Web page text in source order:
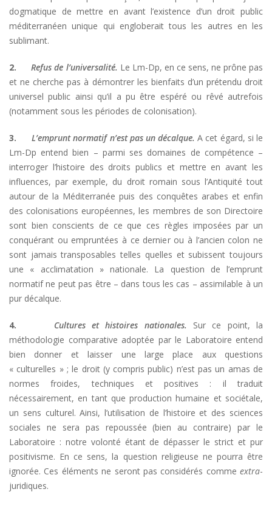
dogmatique de mettre en avant l’existence d’un droit public
méditerranéen unique qui engloberait tous les autres en les
sublimant.
2.Refus de l’universalité. Le Lm-Dp, en ce sens, ne prône pas
et ne cherche pas à démontrer les bienfaits d’un prétendu droit
universel public ainsi qu’il a pu être espéré ou rêvé autrefois
(notamment sous les périodes de colonisation).
3.L’emprunt normatif n’est pas un décalque. A cet égard, si le
Lm-Dp entend bien – parmi ses domaines de compétence –
interroger l’histoire des droits publics et mettre en avant les
influences, par exemple, du droit romain sous l’Antiquité tout
autour de la Méditerranée puis des conquêtes arabes et enfin
des colonisations européennes, les membres de son Directoire
sont bien conscients de ce que ces règles imposées par un
conquérant ou empruntées à ce dernier ou à l’ancien colon ne
sont jamais transposables telles quelles et subissent toujours
une « acclimatation » nationale. La question de l’emprunt
normatif ne peut pas être – dans tous les cas – assimilable à un
pur décalque.
4. Cultures et histoires nationales. Sur ce point, la
méthodologie comparative adoptée par le Laboratoire entend
bien donner et laisser une large place aux questions
« culturelles » ; le droit (y compris public) n’est pas un amas de
normes froides, techniques et positives : il traduit
nécessairement, en tant que production humaine et sociétale,
un sens culturel. Ainsi, l’utilisation de l’histoire et des sciences
sociales ne sera pas repoussée (bien au contraire) par le
Laboratoire : notre volonté étant de dépasser le strict et pur
positivisme. En ce sens, la question religieuse ne pourra être
ignorée. Ces éléments ne seront pas considérés comme extra-
juridiques.